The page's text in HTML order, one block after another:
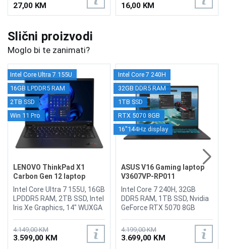
27,00 KM 16,00 KM
Slični proizvodi
Moglo bi te zanimati?
Intel Core Ultra 7 155U
16GB LPDDR5 RAM
2TB SSD
Win 11 Pro
LENOVO ThinkPad X1
Carbon Gen 12 laptop
21KCS4S600
Intel Core Ultra 7 155U, 16GB
LPDDR5 RAM, 2TB SSD, Intel
Iris Xe Graphics, 14" WUXGA
RGB with ThinkShutter and
Integrated Microphone, Wi-
Fi 6E 2x2 AX & Bluetooth 5.3,
4.149,00 KM
3.599,00 KM
Intel Core 7 240H
32GB DDR5 RAM
1TB SSD
RTX 5070 8GB
16"144Hz display
ASUS V16 Gaming laptop
V3607VP-RP011
Intel Core 7 240H, 32GB
DDR5 RAM, 1TB SSD, Nvidia
GeForce RTX 5070 8GB
144Hz Anti-Glare display,
WebCam FHD, WiFi 6,
Bluetooth 5.3, HDMI 2.1, 2x
4.199,00 KM
3.699,00 KM